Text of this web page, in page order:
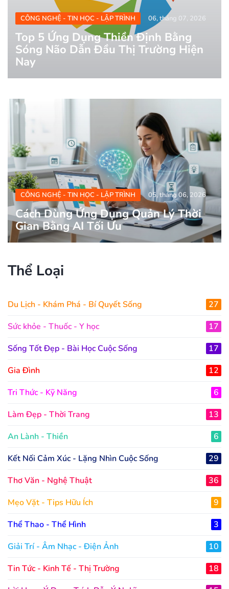
CÔNG NGHỆ - TIN HỌC - LẬP TRÌNH 06, tháng 07, 2026
Top 5 Ứng Dụng Thiền Định Bằng
Sóng Não Dẫn Đầu Thị Trường Hiện
Nay
CÔNG NGHỆ - TIN HỌC - LẬP TRÌNH 05, tháng 06, 2026
Cách Dùng Ứng Dụng Quản Lý Thời
Gian Bằng AI Tối Ưu
Thể Loại
Du Lịch - Khám Phá - Bí Quyết Sống
27
Sức khỏe - Thuốc - Y học
17
Sống Tốt Đẹp - Bài Học Cuộc Sống
17
Gia Đình
12
Tri Thức - Kỹ Năng
6
Làm Đẹp - Thời Trang
13
An Lành - Thiền
6
Kết Nối Cảm Xúc - Lặng Nhìn Cuộc Sống
29
Thơ Văn - Nghệ Thuật
36
Mẹo Vặt - Tips Hữu Ích
9
Thể Thao - Thể Hình
3
Giải Trí - Âm Nhạc - Điện Ảnh
10
Tin Tức - Kinh Tế - Thị Trường
18